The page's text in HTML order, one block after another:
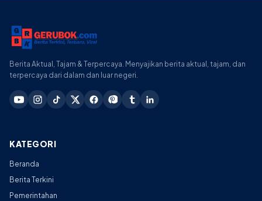
Berita Aktual, Tajam & Terpercaya. Menyajikan berita aktual, tajam, dan
terpercaya dari dalam dan luar negeri.
KATEGORI
Beranda
Berita Terkini
Pemerintahan